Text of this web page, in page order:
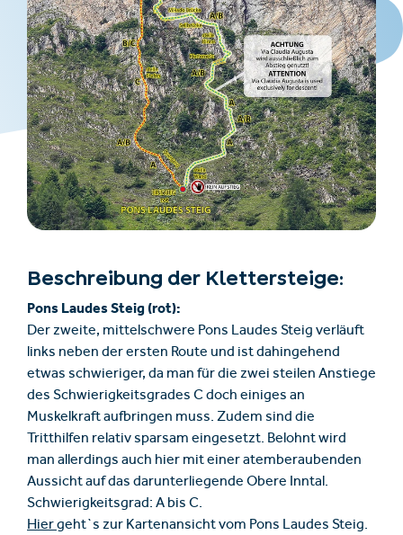
Beschreibung der Klettersteige:
Pons Laudes Steig (rot):
Der zweite, mittelschwere Pons Laudes Steig verläuft
links neben der ersten Route und ist dahingehend
etwas schwieriger, da man für die zwei steilen Anstiege
des Schwierigkeitsgrades C doch einiges an
Muskelkraft aufbringen muss. Zudem sind die
Tritthilfen relativ sparsam eingesetzt. Belohnt wird
man allerdings auch hier mit einer atemberaubenden
Aussicht auf das darunterliegende Obere Inntal.
Schwierigkeitsgrad: A bis C.
Hiergeht`s zur Kartenansicht vom Pons Laudes Steig.